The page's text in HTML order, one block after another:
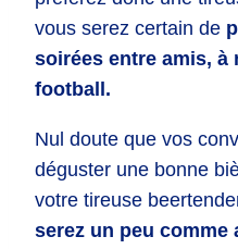
vous serez certain de
soirées entre amis, à
football.
Nul doute que vos
déguster une bonne
votre tireuse
serez un peu comme